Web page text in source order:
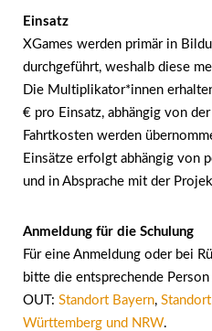
Einsatz
XGames werden primär in
durchgeführt, weshalb diese
Die Multiplikator*innen
€ pro Einsatz, abhängig von
Fahrtkosten werden
Einsätze erfolgt abhängig von
und in Absprache mit der
Anmeldung für die Schulung
Für eine Anmeldung oder bei
bitte die entsprechende Person
OUT: Standort Bayern,
Württemberg und NRW.